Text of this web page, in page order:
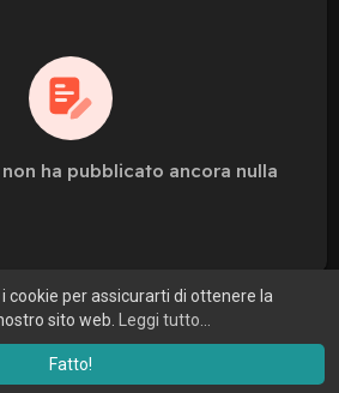
cookie per assicurarti di ottenere la
sito web.
Leggi tutto...
Fatto!
ha pubblicato ancora nulla